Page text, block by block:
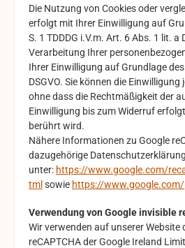
Die Nutzung von Cookies oder
erfolgt mit Ihrer Einwilligung auf
S. 1 TDDDG i.V.m. Art. 6 Abs. 1 lit. a
Verarbeitung Ihrer
Ihrer Einwilligung auf Grundlage
DSGVO. Sie können die
ohne dass die Rechtmäßigkeit der
Einwilligung bis zum Widerruf
berührt wird.
Nähere Informationen zu Google
dazugehörige
unter: https://www.google.com/
tmlsowie https://
Verwendung von Google invisible
Wir verwenden auf unserer Website
reCAPTCHA der Google Ireland